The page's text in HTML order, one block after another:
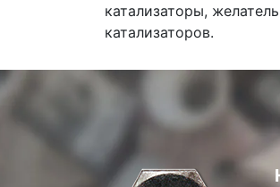
катализаторы,
катализаторов.